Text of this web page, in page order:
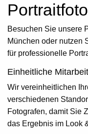
Besuchen Sie unsere
München oder nutzen
für professionelle
Einheitliche
Wir vereinheitlichen
verschiedenen
Fotografen, damit Sie
das Ergebnis im Look